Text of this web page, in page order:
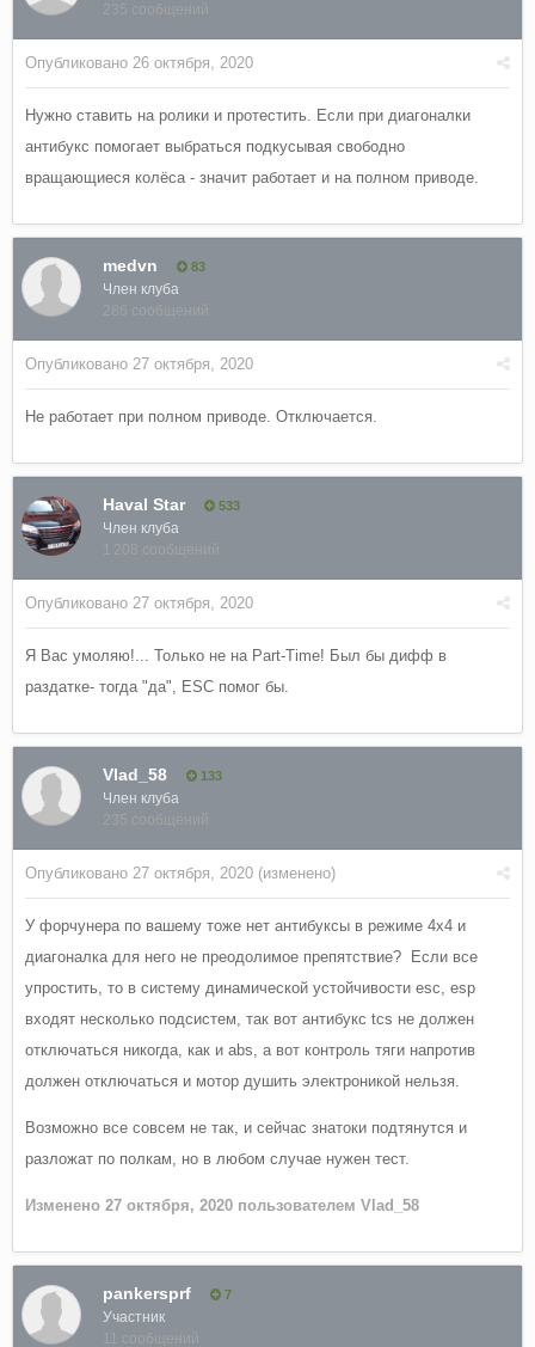
235 сообщений
Опубликовано 26 октября, 2020
Нужно ставить на ролики и протестить. Если при диагоналки
антибукс помогает выбраться подкусывая свободно
вращающиеся колёса - значит работает и на полном приводе.
medvn 83
Член клуба
286 сообщений
Опубликовано 27 октября, 2020
Не работает при полном приводе. Отключается.
Haval Star 533
Член клуба
1 208 сообщений
Опубликовано 27 октября, 2020
Я Вас умоляю!... Только не на Part-Time! Был бы дифф в
раздатке- тогда "да", ESC помог бы.
Vlad_58 133
Член клуба
235 сообщений
Опубликовано 27 октября, 2020 (изменено)
У форчунера по вашему тоже нет антибуксы в режиме 4х4 и
диагоналка для него не преодолимое препятствие? Если все
упростить, то в систему динамической устойчивости esc, esp
входят несколько подсистем, так вот антибукс tcs не должен
отключаться никогда, как и abs, а вот контроль тяги напротив
должен отключаться и мотор душить электроникой нельзя.
Возможно все совсем не так, и сейчас знатоки подтянутся и
разложат по полкам, но в любом случае нужен тест.
Изменено 27 октября, 2020 пользователем Vlad_58
pankersprf 7
Участник
11 сообщений